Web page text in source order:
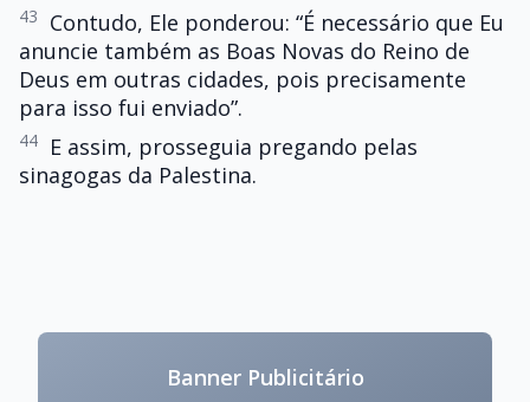
43
Contudo, Ele ponderou: “É necessário que Eu
anuncie também as Boas Novas do Reino de
Deus em outras cidades, pois precisamente
para isso fui enviado”.
44
E assim, prosseguia pregando pelas
sinagogas da Palestina.
Banner Publicitário